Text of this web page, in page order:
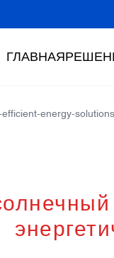
ГЛАВНАЯ
energy-solutions